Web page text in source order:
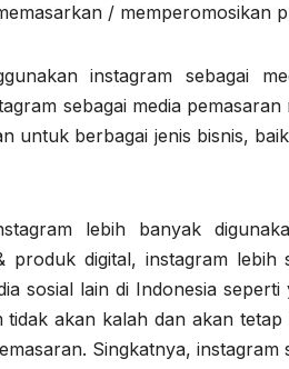
/ memperomosikan
instagram sebagai
sebagai media
untuk berbagai jenis bisnis,
lebih banyak
digital, instagram lebih
sosial lain di Indonesia
akan kalah dan akan
Singkatnya,